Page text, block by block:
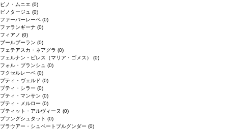
ピノ・ムニエ (0)
ピノタージュ (0)
ファーバーレーベ (0)
ファランギーナ (0)
フィアノ (0)
ブールブーラン (0)
フェテアスカ・ネアグラ (0)
フェルナン・ピレス（マリア・ゴメス） (0)
フォル・ブランシュ (0)
フクセルレーベ (0)
プティ・ヴェルド (0)
プティ・シラー (0)
プティ・マンサン (0)
プティ・メルロー (0)
プティット・アルヴィーヌ (0)
プフングシュタット (0)
ブラウアー・シュペートブルグンダー (0)